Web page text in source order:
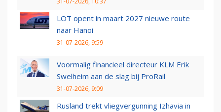
LOT opent in maart 2027 nieuwe route
naar Hanoi
31-07-2026, 9:59
Voormalig financieel directeur KLM Erik
Swelheim aan de slag bij ProRail
31-07-2026, 9:09
Rusland trekt vliegvergunning Izhavia in